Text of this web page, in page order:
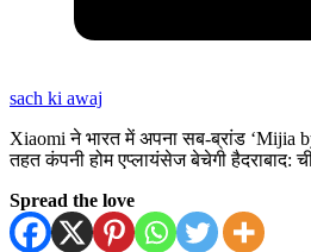
sach ki awaj
Xiaomi ने भारत में अपना सब-ब्रांड ‘Mijia
तहत कंपनी होम एप्लायंसेज बेचेगी हैदराबाद:
Spread the love